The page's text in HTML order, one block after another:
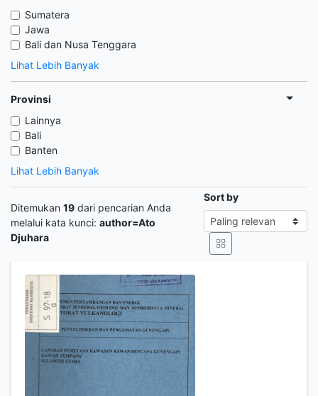
Sumatera
Jawa
Bali dan Nusa Tenggara
Lihat Lebih Banyak
Provinsi
Lainnya
Bali
Banten
Lihat Lebih Banyak
Ditemukan 19 dari pencarian Anda
melalui kata kunci: author=Ato
Djuhara
Sort by